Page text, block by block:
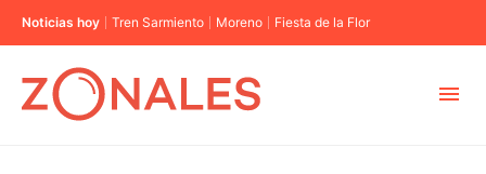
Noticias hoy Tren Sarmiento Moreno Fiesta de la Flor